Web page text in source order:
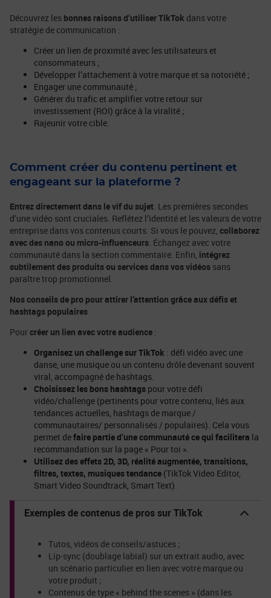
Découvrez les bonnes raisons d’utiliser TikTok dans votre
stratégie de communication :
Créer un lien de proximité avec les utilisateurs et
consommateurs ;
Développer l’attachement à votre marque et sa notoriété ;
Engager une communauté ;
Générer du trafic et amplifier votre retour sur
investissement (ROI) grâce à la viralité ;
Rajeunir votre cible.
Comment créer du contenu pertinent et
engageant sur la plateforme ?
Entrez directement dans le vif du sujet. Les premières secondes
d’une vidéo sont cruciales. Reflétez l’identité et les valeurs de votre
entreprise dans vos contenus courts. Si vous le pouvez, collaborez
avec des nano ou micro-influenceurs. Échangez avec votre
communauté dans la section commentaire. Enfin, intégrez
subtilement des produits ou services dans vos vidéos sans
paraître trop promotionnel.
Nos conseils de pro pour attirer l’attention grâce aux défis et
hashtags populaires
Pourcréer un lien avec votre audience :
Organisez un challenge sur TikTok : défi vidéo avec une
danse, une musique ou un contenu drôle devenant souvent
viral, accompagné de hashtags.
Choisissez les bons hashtags pour votre défi
vidéo/challenge (pertinents pour votre contenu, liés aux
tendances actuelles, hashtags de marque /
communautaires/ personnalisés / populaires). Cela vous
permet defaire partie d’une communauté ce qui facilitera la
recommandation sur la page « Pour toi ».
Utilisez des effets 2D, 3D, réalité augmentée, transitions,
filtres, textes, musiques tendance (TikTok Video Editor,
Smart Video Soundtrack, Smart Text).
Exemples de contenus de pros sur TikTok
Tutos, vidéos de conseils/astuces ;
Lip-sync (doublage labial) sur un extrait audio, avec
un scénario particulier en lien avec votre marque ou
votre produit ;
Contenus de type « behind the scenes » (dans les